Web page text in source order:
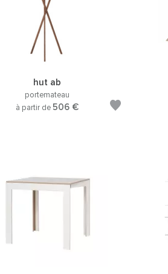
hut ab
portemateau
à partir de 506 €